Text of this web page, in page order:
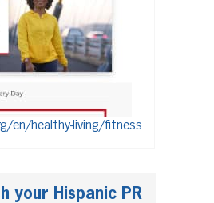
en/healthy-living/fitness
your Hispanic PR